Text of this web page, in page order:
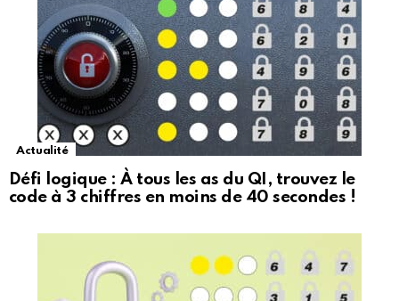
Actualité
Défi logique : À tous les as du QI, trouvez le
code à 3 chiffres en moins de 40 secondes !